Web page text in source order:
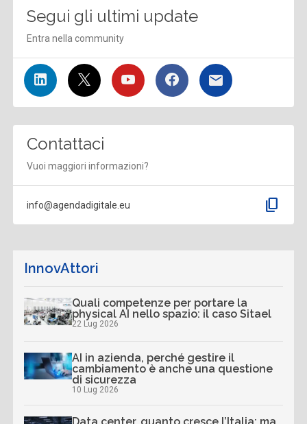
Segui gli ultimi update
Entra nella community
Contattaci
Vuoi maggiori informazioni?
info@agendadigitale.eu content_copy
InnovAttori
Quali competenze per portare la
physical AI nello spazio: il caso Sitael
22 Lug 2026
AI in azienda, perché gestire il
cambiamento è anche una questione
di sicurezza
10 Lug 2026